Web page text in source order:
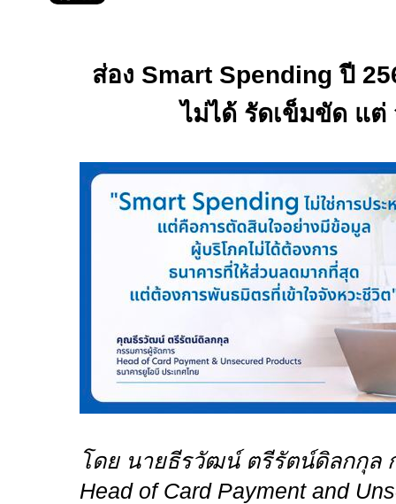
ส่อง Smart Spendingปี
ไม่ได้ รัดเข็มขัด แต่
โดย นายธีรวัฒน์ ตรีรัตน์ดิลกกุล
Head of Card Payment and